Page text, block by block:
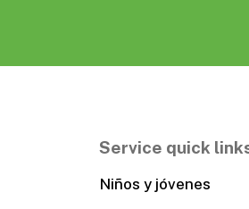
Service quick
Niños y jóvenes